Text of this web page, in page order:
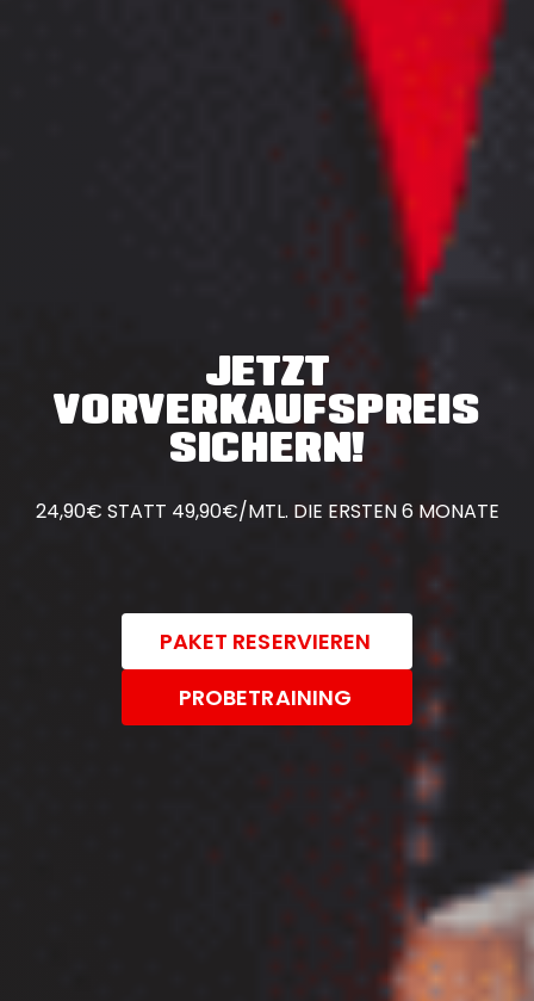
JETZT
VORVERKAUFSPREIS
SICHERN!
24,90€ STATT 49,90€/MTL. DIE ERSTEN 6 MONATE
PAKET RESERVIEREN
PROBETRAINING